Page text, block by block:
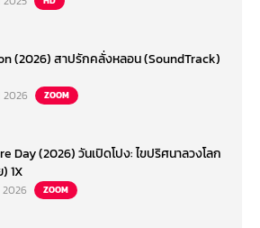
(2026) สาปรักคลั่งหลอน (SoundTrack)
2026 ZOOM
Day (2026) วันเปิดโปง: ไขปริศนาลวงโลก
1X
2026 ZOOM